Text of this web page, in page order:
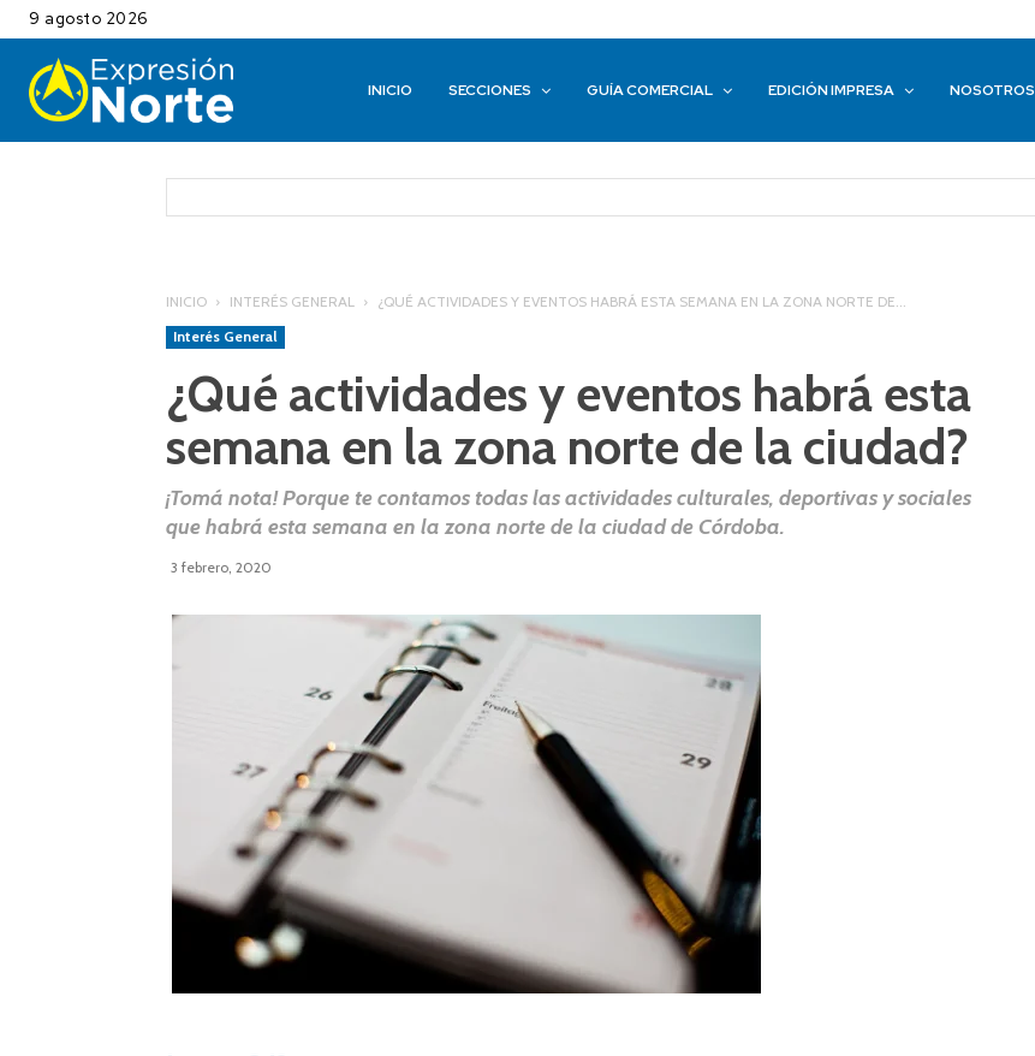
9 agosto 2026
INICIO SECCIONES GUÍA COMERCIAL EDICIÓN IMPRESA NOSOTROS
INICIO INTERÉS GENERAL
¿QUÉ ACTIVIDADES Y EVENTOS HABRÁ ESTA SEMANA EN LA ZONA NORTE DE...
Interés General
¿Qué actividades y eventos habrá esta
semana en la zona norte de la ciudad?
¡Tomá nota! Porque te contamos todas las actividades culturales, deportivas y sociales
que habrá esta semana en la zona norte de la ciudad de Córdoba.
3 febrero, 2020